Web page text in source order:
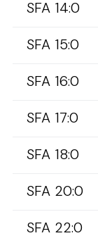
SFA 14:0
SFA 15:0
SFA 16:0
SFA 17:0
SFA 18:0
SFA 20:0
SFA 22:0